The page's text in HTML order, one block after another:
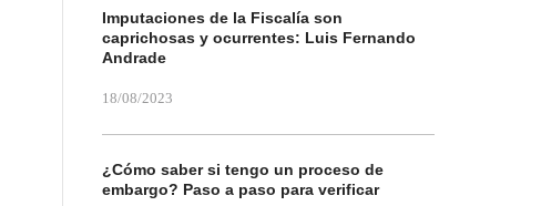
Imputaciones de la Fiscalía son
caprichosas y ocurrentes: Luis Fernando
Andrade
18/08/2023
¿Cómo saber si tengo un proceso de
embargo? Paso a paso para verificar